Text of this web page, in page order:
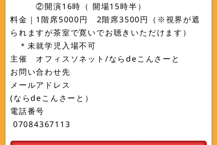
②開演16時（ 開場15時半）
料金｜1階席5000円 2階席3500円（※視界が遮
られますが茶室で寛いでお聴きいただけます）
＊未就学児入場不可
主催 オフィスソネット/ならdeこんさーと
お問い合わせ先
メールアドレス
(ならdeこんさーと）
電話番号
07084367113